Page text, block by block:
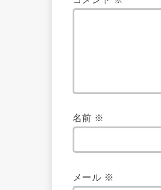
名前 ※
メール ※